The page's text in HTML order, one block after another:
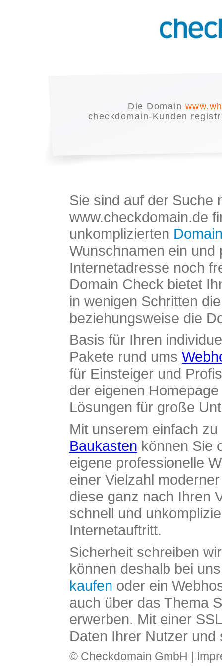
Die Domain
checkdomain-Kunden
Sie sind auf der Suche
www.checkdomain.de
unkomplizierten
Wunschnamen ein und
Internetadresse noch
Domain Check bietet
in wenigen Schritten
beziehungsweise die
Basis für Ihren
Pakete rund ums
für Einsteiger und
der eigenen
Lösungen für große
Mit unserem einfach
Baukasten können Sie
eigene professionelle
einer Vielzahl
diese ganz nach Ihren
schnell und
Internetauftritt.
Sicherheit schreiben
können deshalb bei
kaufen oder ein
auch über das Thema
erwerben. Mit einer
Daten Ihrer Nutzer und
© Checkdomain GmbH |